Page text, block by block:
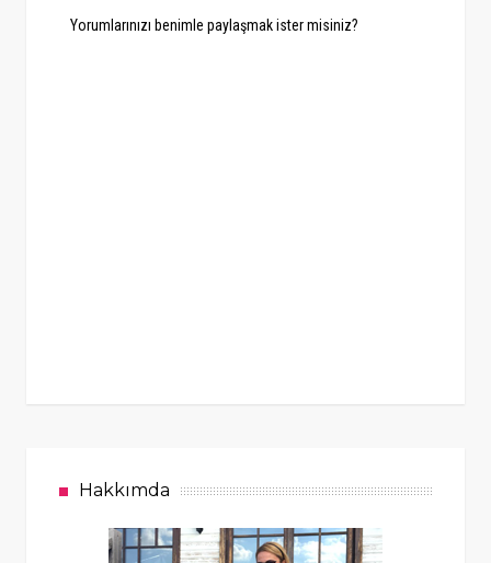
Yorumlarınızı benimle paylaşmak ister misiniz?
Hakkımda